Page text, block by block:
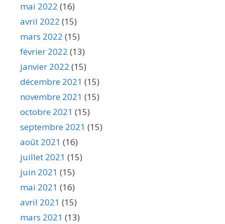
mai 2022 (16)
avril 2022 (15)
mars 2022 (15)
février 2022 (13)
janvier 2022 (15)
décembre 2021 (15)
novembre 2021 (15)
octobre 2021 (15)
septembre 2021 (15)
août 2021 (16)
juillet 2021 (15)
juin 2021 (15)
mai 2021 (16)
avril 2021 (15)
mars 2021 (13)